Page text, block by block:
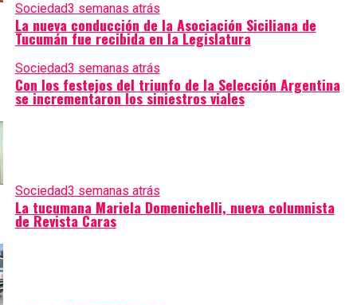
Sociedad3 semanas atrás
La nueva conducción de la Asociación Siciliana de
Tucumán fue recibida en la Legislatura
Sociedad3 semanas atrás
Con los festejos del triunfo de la Selección Argentina
se incrementaron los siniestros viales
Sociedad3 semanas atrás
La tucumana Mariela Domenichelli, nueva columnista
de Revista Caras